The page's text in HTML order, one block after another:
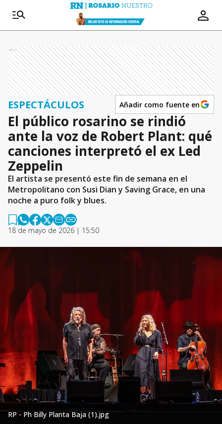
Ads
ESPECTÁCULOS Añadir como fuente en
El público rosarino se rindió
ante la voz de Robert Plant: qué
canciones interpretó el ex Led
Zeppelin
El artista se presentó este fin de semana en el
Metropolitano con Susi Dian y Saving Grace, en una
noche a puro folk y blues.
18 de mayo de 2026 | 15:50
RP - Ph Billy Planta Baja (1).jpg